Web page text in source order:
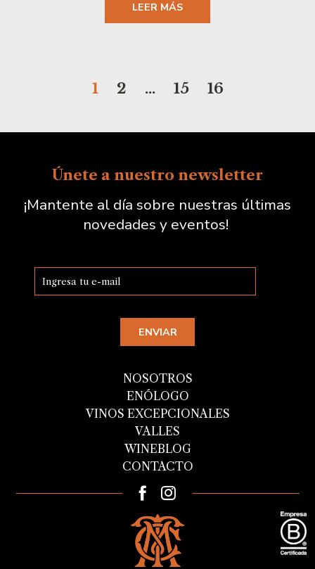
LEER MÁS
1 2 … 15 16
Únete a nuestro newsletter
¡Mantente al día sobre nuestras últimas
novedades y eventos!
NOSOTROS
ENÓLOGO
VINOS EXCEPCIONALES
VALLES
WINEBLOG
CONTACTO